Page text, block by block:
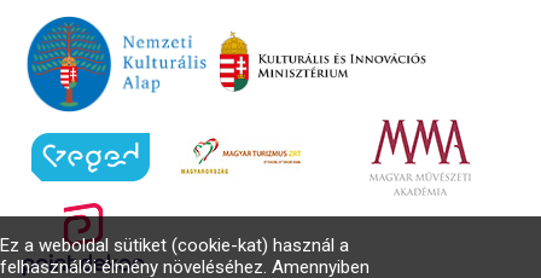
Ez a weboldal sütiket (cookie-kat) használ a
felhasználói élmény növeléséhez. Amennyiben